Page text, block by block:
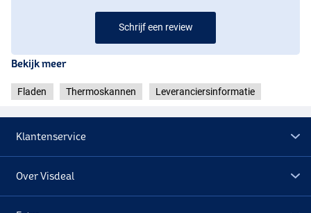
Schrijf een review
Bekijk meer
Fladen Thermoskannen Leveranciersinformatie
Klantenservice
Over Visdeal